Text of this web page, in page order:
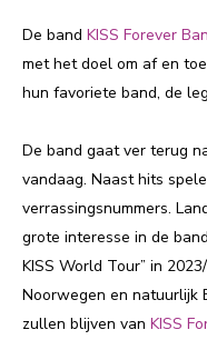
De band KISS Forever
met het doel om af en
hun favoriete band, de
De band gaat ver terug
vandaag. Naast hits
verrassingsnummers.
grote interesse in de
KISS World Tour” in
Noorwegen en natuurlijk
zullen blijven van KISS